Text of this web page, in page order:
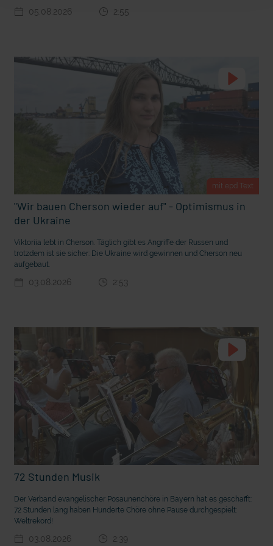
Nachhaltige Geldanlage: Rendite mit gutem Gewissen?
Ostern erleben wie vor 2000 Jahren in Jerusalem
deutsche Sprache? Vorhang auf für Kinderzirkus Giovanni
05.08.2026 2:55
mit epd Text
"Wir bauen Cherson wieder auf" - Optimismus in
der Ukraine
Viktoriia lebt in Cherson. Täglich gibt es Angriffe der Russen und
trotzdem ist sie sicher: Die Ukraine wird gewinnen und Cherson neu
aufgebaut.
03.08.2026 2:53
72 Stunden Musik
Der Verband evangelischer Posaunenchöre in Bayern hat es geschafft:
72 Stunden lang haben Hunderte Chöre ohne Pause durchgespielt:
Weltrekord!
03.08.2026 2:39